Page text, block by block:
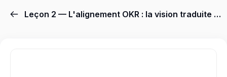
Leçon 2 — L'alignement OKR : la vision traduite en objectifs que chacun peut mesurer